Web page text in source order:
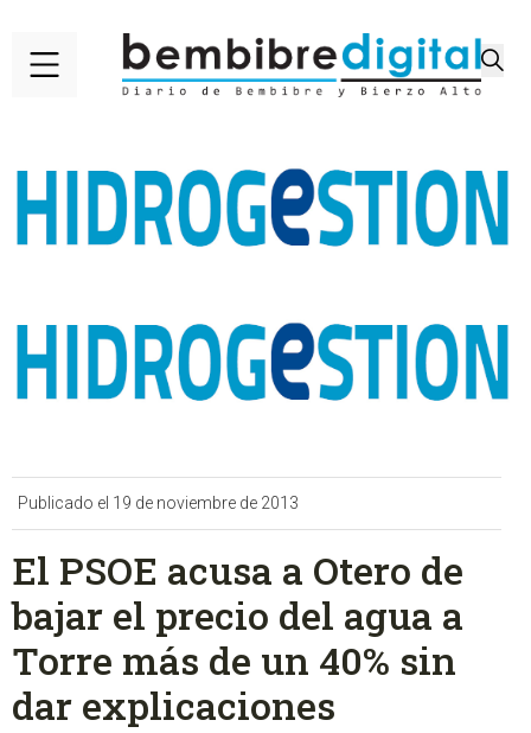
Publicado el 19 de noviembre de 2013
El PSOE acusa a Otero de
bajar el precio del agua a
Torre más de un 40% sin
dar explicaciones